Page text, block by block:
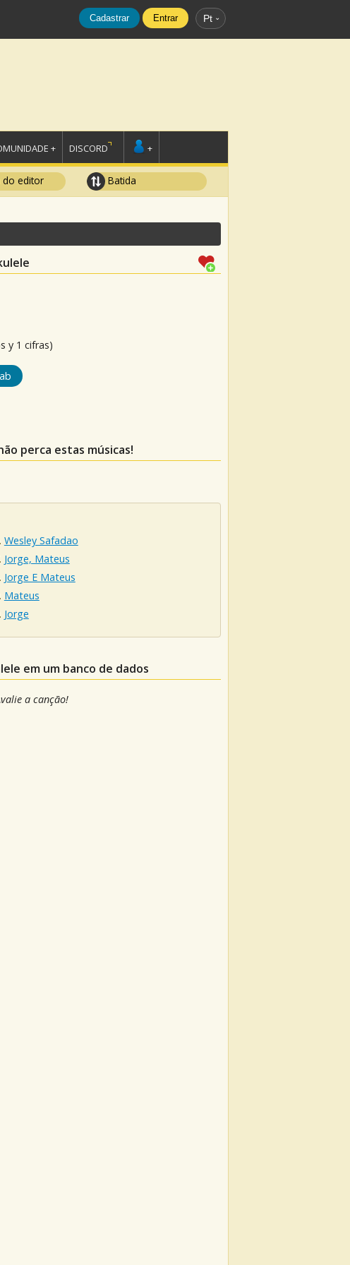
Cadastrar Entrar Pt
+ DISCORD +
do editor Batida
y 1 cifras)
perca estas músicas!
Wesley Safadao
Jorge, Mateus
Jorge E Mateus
Mateus
Jorge
em um banco de dados
a canção!